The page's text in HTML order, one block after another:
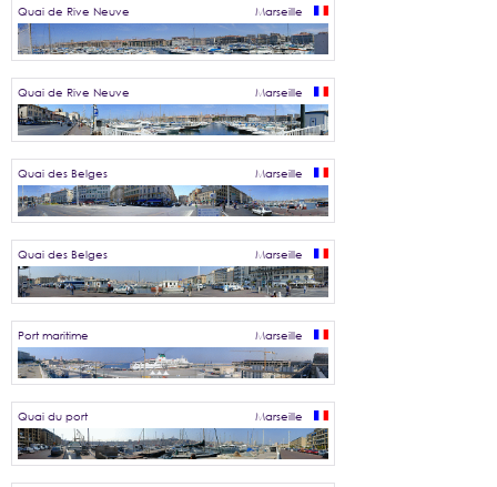
Quai de Rive Neuve Marseille
Quai de Rive Neuve Marseille
Quai des Belges Marseille
Quai des Belges Marseille
Port maritime Marseille
Quai du port Marseille